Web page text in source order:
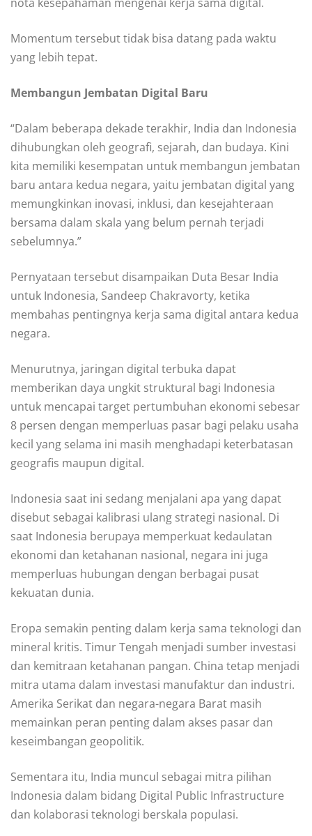
Momentum tersebut tidak bisa datang pada waktu
yang lebih tepat.
Membangun Jembatan Digital Baru
“Dalam beberapa dekade terakhir, India dan Indonesia
dihubungkan oleh geografi, sejarah, dan budaya. Kini
kita memiliki kesempatan untuk membangun jembatan
baru antara kedua negara, yaitu jembatan digital yang
memungkinkan inovasi, inklusi, dan kesejahteraan
bersama dalam skala yang belum pernah terjadi
sebelumnya.”
Pernyataan tersebut disampaikan Duta Besar India
untuk Indonesia, Sandeep Chakravorty, ketika
membahas pentingnya kerja sama digital antara kedua
negara.
Menurutnya, jaringan digital terbuka dapat
memberikan daya ungkit struktural bagi Indonesia
untuk mencapai target pertumbuhan ekonomi sebesar
8 persen dengan memperluas pasar bagi pelaku usaha
kecil yang selama ini masih menghadapi keterbatasan
geografis maupun digital.
Indonesia saat ini sedang menjalani apa yang dapat
disebut sebagai kalibrasi ulang strategi nasional. Di
saat Indonesia berupaya memperkuat kedaulatan
ekonomi dan ketahanan nasional, negara ini juga
memperluas hubungan dengan berbagai pusat
kekuatan dunia.
Eropa semakin penting dalam kerja sama teknologi dan
mineral kritis. Timur Tengah menjadi sumber investasi
dan kemitraan ketahanan pangan. China tetap menjadi
mitra utama dalam investasi manufaktur dan industri.
Amerika Serikat dan negara-negara Barat masih
memainkan peran penting dalam akses pasar dan
keseimbangan geopolitik.
Sementara itu, India muncul sebagai mitra pilihan
Indonesia dalam bidang Digital Public Infrastructure
dan kolaborasi teknologi berskala populasi.